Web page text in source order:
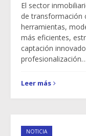
El sector
de transformación
herramientas,
más eficientes,
captación
profesionalización…
Leer más
NOTICIA